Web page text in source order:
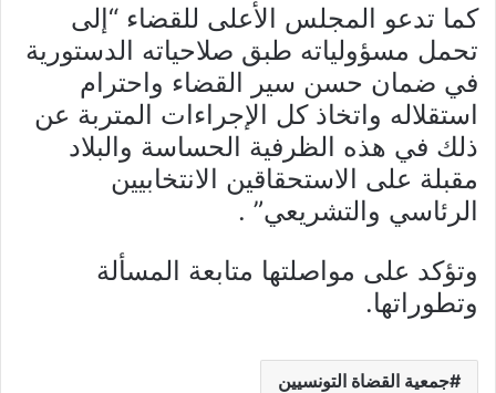
كما تدعو المجلس الأعلى للقضاء “إلى
تحمل مسؤولياته طبق صلاحياته الدستورية
في ضمان حسن سير القضاء واحترام
استقلاله واتخاذ كل الإجراءات المتربة عن
ذلك في هذه الظرفية الحساسة والبلاد
مقبلة على الاستحقاقين الانتخابيين
الرئاسي والتشريعي” .
وتؤكد على مواصلتها متابعة المسألة
وتطوراتها.
جمعية القضاة التونسيين